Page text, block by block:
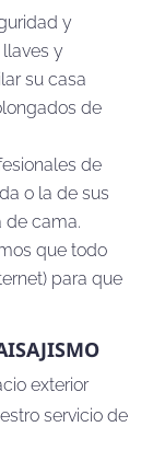
y
y
su casa
de
de
o la de sus
de cama.
que todo
para que
exterior
servicio de